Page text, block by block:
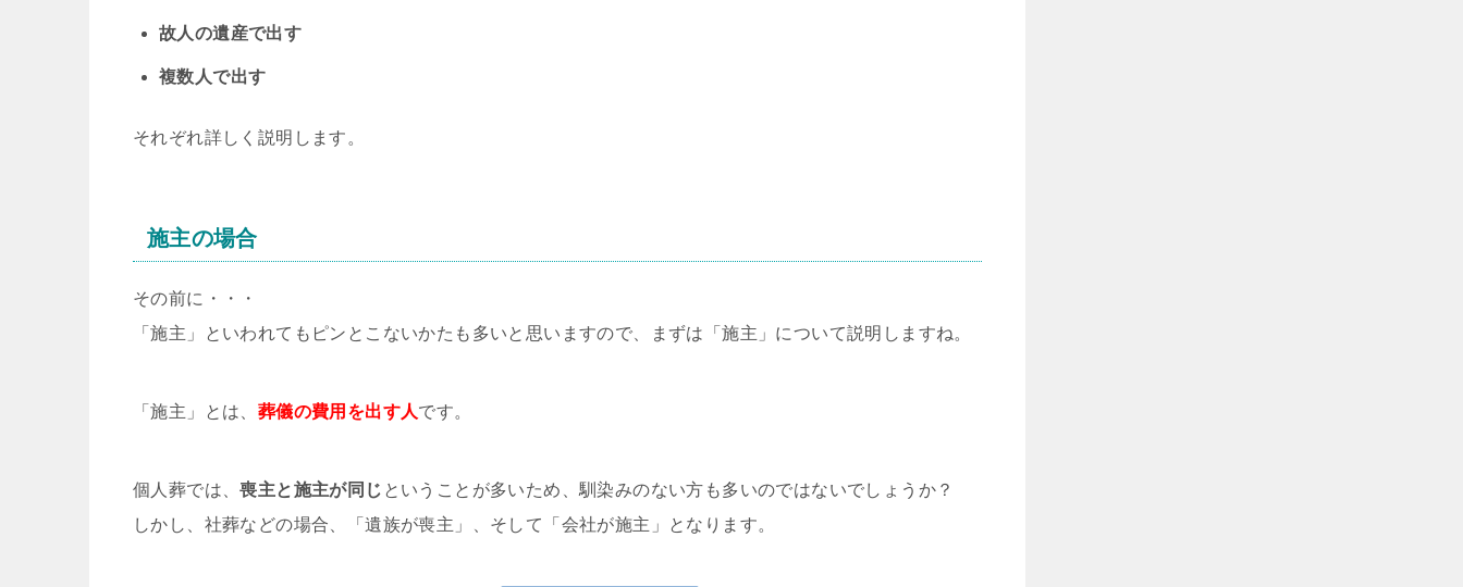
故人の遺産で出す
複数人で出す
それぞれ詳しく説明します。
施主の場合
その前に・・・
「施主」といわれてもピンとこないかたも多いと思いますので、まずは「施主」について説明しますね。
「施主」とは、 葬儀の費用を出す人です。
個人葬では、喪主と施主が同じ ということが多いため、馴染みのない方も多いのではないでしょうか？
しかし、社葬などの場合、「遺族が喪主」、そして「会社が施主」
となります。